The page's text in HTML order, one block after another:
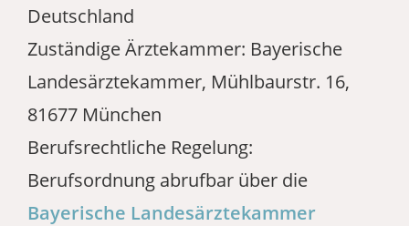
Deutschland
Zuständige Ärztekammer: Bayerische
Landesärztekammer, Mühlbaurstr. 16,
81677 München
Berufsrechtliche Regelung:
Berufsordnung abrufbar über die
Bayerische Landesärztekammer